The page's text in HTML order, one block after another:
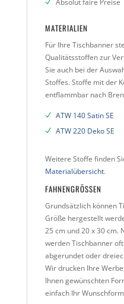
Absolut faire Preise
MATERIALIEN
Für Ihre Tischbanner
Qualitätsstoffen zur
Sie auch bei der
Stoffes. Stoffe mit der
entflammbar nach
ATW 140 Satin SE
ATW 220 Deko SE
Weitere Stoffe finden
Materialübersicht.
FAHNENGRÖSSEN
Grundsätzlich können
Größe hergestellt
25 cm und 20 x 30 cm.
werden Tischbanner
abgerundet oder
Wir drucken Ihre
Ihnen gewünschten
einfach Ihr